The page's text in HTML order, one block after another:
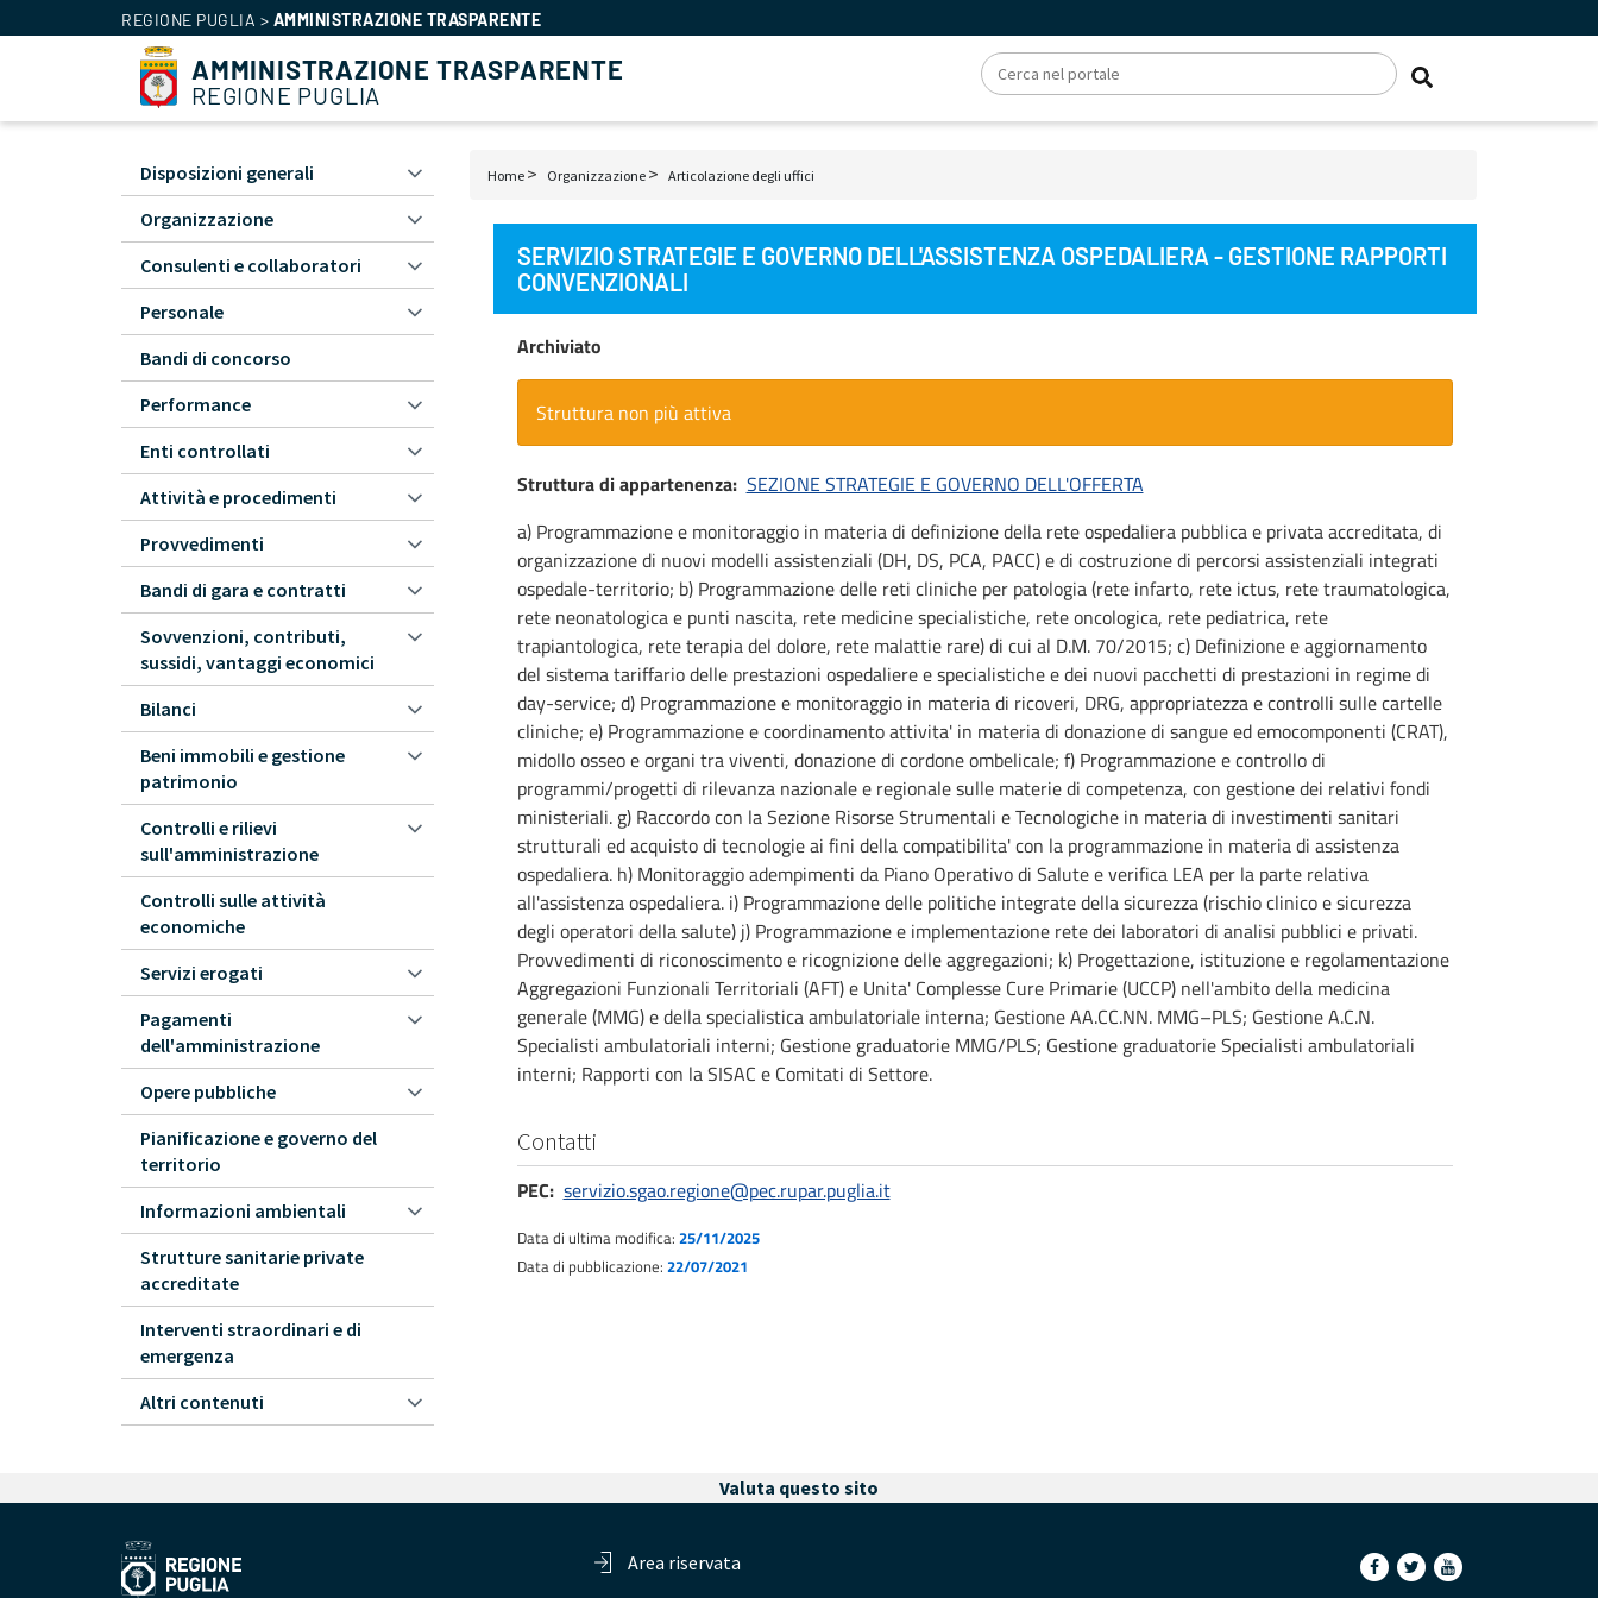
REGIONE PUGLIA > AMMINISTRAZIONE TRASPARENTE
AMMINISTRAZIONE TRASPARENTE
REGIONE PUGLIA
pane
Home Organizzazione Articolazione degli uffici
SERVIZIO STRATEGIE E GOVERNO DELL'ASSISTENZA OSPEDALIERA - GESTIONE RAPPORTI
CONVENZIONALI
Archiviato
Struttura non più attiva
Struttura di appartenenza SEZIONE STRATEGIE E GOVERNO DELL'OFFERTA
a) Programmazione e monitoraggio in materia di definizione della rete ospedaliera pubblica e privata accreditata, di
organizzazione di nuovi modelli assistenziali (DH, DS, PCA, PACC) e di costruzione di percorsi assistenziali integrati
ospedale-territorio; b) Programmazione delle reti cliniche per patologia (rete infarto, rete ictus, rete traumatologica,
rete neonatologica e punti nascita, rete medicine specialistiche, rete oncologica, rete pediatrica, rete
trapiantologica, rete terapia del dolore, rete malattie rare) di cui al D.M. 70/2015; c) Definizione e aggiornamento
del sistema tariffario delle prestazioni ospedaliere e specialistiche e dei nuovi pacchetti di prestazioni in regime di
day-service; d) Programmazione e monitoraggio in materia di ricoveri, DRG, appropriatezza e controlli sulle cartelle
cliniche; e) Programmazione e coordinamento attivita' in materia di donazione di sangue ed emocomponenti (CRAT),
midollo osseo e organi tra viventi, donazione di cordone ombelicale; f) Programmazione e controllo di
programmi/progetti di rilevanza nazionale e regionale sulle materie di competenza, con gestione dei relativi fondi
ministeriali. g) Raccordo con la Sezione Risorse Strumentali e Tecnologiche in materia di investimenti sanitari
strutturali ed acquisto di tecnologie ai fini della compatibilita' con la programmazione in materia di assistenza
ospedaliera. h) Monitoraggio adempimenti da Piano Operativo di Salute e verifica LEA per la parte relativa
all'assistenza ospedaliera. i) Programmazione delle politiche integrate della sicurezza (rischio clinico e sicurezza
degli operatori della salute) j) Programmazione e implementazione rete dei laboratori di analisi pubblici e privati.
Provvedimenti di riconoscimento e ricognizione delle aggregazioni; k) Progettazione, istituzione e regolamentazione
Aggregazioni Funzionali Territoriali (AFT) e Unita' Complesse Cure Primarie (UCCP) nell'ambito della medicina
generale (MMG) e della specialistica ambulatoriale interna; Gestione AA.CC.NN. MMG–PLS; Gestione A.C.N.
Specialisti ambulatoriali interni; Gestione graduatorie MMG/PLS; Gestione graduatorie Specialisti ambulatoriali
interni; Rapporti con la SISAC e Comitati di Settore.
Contatti
PEC servizio.sgao.regione@pec.rupar.puglia.it
Data di ultima modifica: 25/11/2025
Data di pubblicazione: 22/07/2021
Amministrazione
Trasparente
-
Disposizioni generali
Organizzazione
Consulenti e collaboratori
Personale
Bandi di concorso
Performance
Enti controllati
Attività e procedimenti
Provvedimenti
Bandi di gara e contratti
Sovvenzioni, contributi,
sussidi, vantaggi economici
Bilanci
Beni immobili e gestione
patrimonio
Controlli e rilievi
sull'amministrazione
Controlli sulle attività
economiche
Servizi erogati
Pagamenti
dell'amministrazione
Opere pubbliche
Pianificazione e governo del
territorio
Informazioni ambientali
Strutture sanitarie private
accreditate
Interventi straordinari e di
emergenza
Altri contenuti
Valuta questo sito
Area riservata